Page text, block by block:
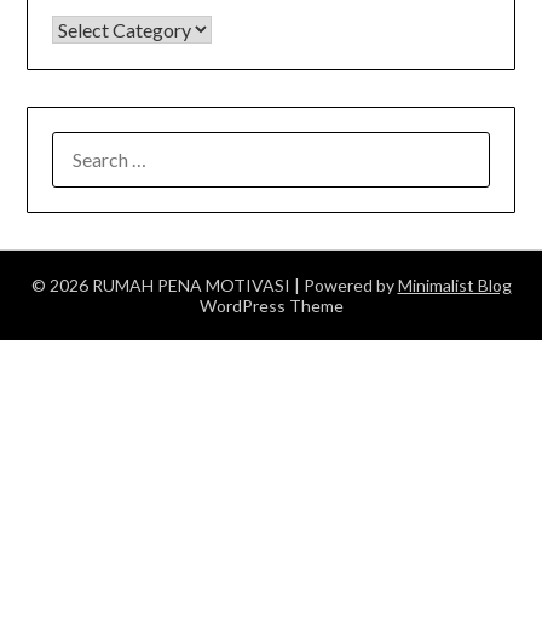
KATEGORI
FOR:
© 2026 RUMAH PENA MOTIVASI | Powered byMinimalist Blog
WordPress Theme